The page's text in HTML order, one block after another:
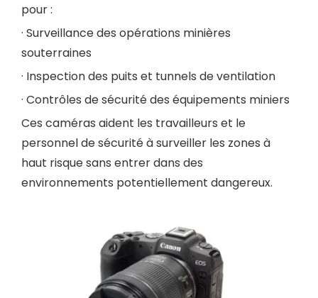
pour :
· Surveillance des opérations minières
souterraines
· Inspection des puits et tunnels de ventilation
· Contrôles de sécurité des équipements miniers
Ces caméras aident les travailleurs et le
personnel de sécurité à surveiller les zones à
haut risque sans entrer dans des
environnements potentiellement dangereux.